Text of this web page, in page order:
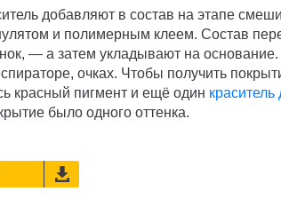
добавляют в состав на этапе
и полимерным клеем. Состав
— а затем укладывают на
очках. Чтобы получить
красный пигмент и ещё один
было одного оттенка.